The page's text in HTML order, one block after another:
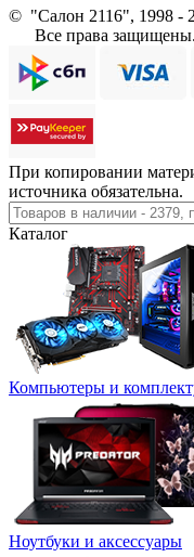
© "Салон 2116", 1998 -
Все права защищены.
При копировании
источника обязательна.
Каталог
Компьютеры и
Ноутбуки и аксессуары